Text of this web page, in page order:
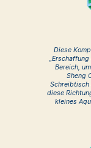
Diese
Bereich,
Sheng
Schreibtisch
diese
kleines